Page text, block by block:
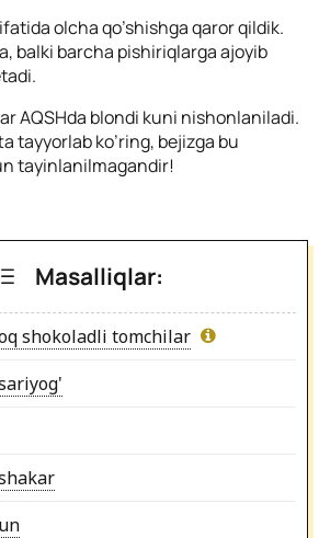
olcha qo’shishga qaror qildik.
balki barcha pishiriqlarga ajoyib
AQSHda blondi kuni nishonlaniladi.
tayyorlab ko’ring, bejizga bu
tayinlanilmagandir!
Masalliqlar:
shokoladli tomchilar
un